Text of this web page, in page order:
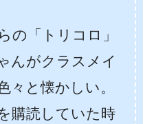
の「トリコロ」
んがクラスメイ
々と懐かしい。
購読していた時